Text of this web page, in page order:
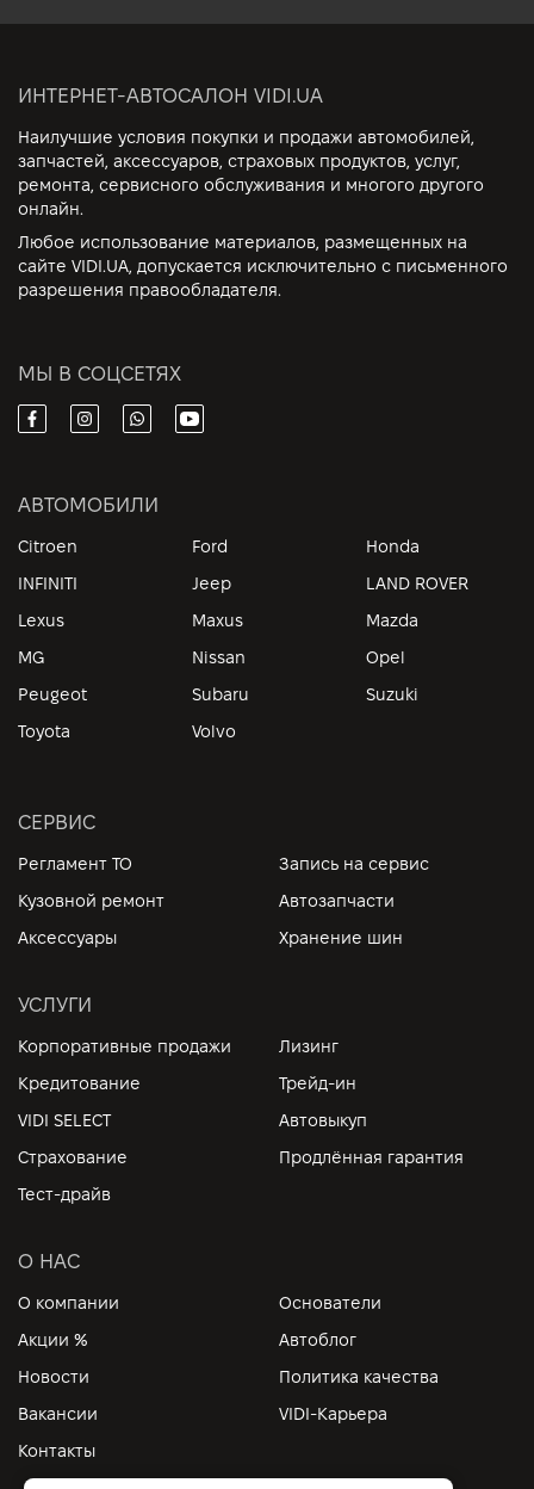
ИНТЕРНЕТ-АВТОСАЛОН VIDI.UA
Наилучшие условия покупки и продажи автомобилей,
запчастей, аксессуаров, страховых продуктов, услуг,
ремонта, сервисного обслуживания и многого другого
онлайн.
Любое использование материалов, размещенных на
сайте VIDI.UA, допускается исключительно с письменного
разрешения правообладателя.
МЫ В СОЦСЕТЯХ
АВТОМОБИЛИ
Citroen Ford
Honda
INFINITI
Jeep
LAND ROVER
Lexus
Maxus
Mazda
MG
Nissan
Opel
Peugeot
Subaru
Suzuki
Toyota
Volvo
СЕРВИС
Регламент ТО
Запись на сервис
Кузовной ремонт
Автозапчасти
Аксессуары
Хранение шин
УСЛУГИ
Корпоративные продажи
Лизинг
Кредитование
Трейд-ин
VIDI SELECT
Автовыкуп
Страхование
Продлённая гарантия
Тест-драйв
О НАС
О компании
Основатели
Акции %
Автоблог
Новости
Политика качества
Вакансии
VIDI-Карьера
Контакты